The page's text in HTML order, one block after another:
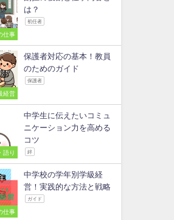
仕事
は？
初任者
経営
保護者対応の基本！教員
のためのガイド
保護者
語り
中学生に伝えたいコミュ
ニケーション力を高める
コツ
絆
仕事
中学校の学年別学級経
営！実践的な方法と戦略
ガイド